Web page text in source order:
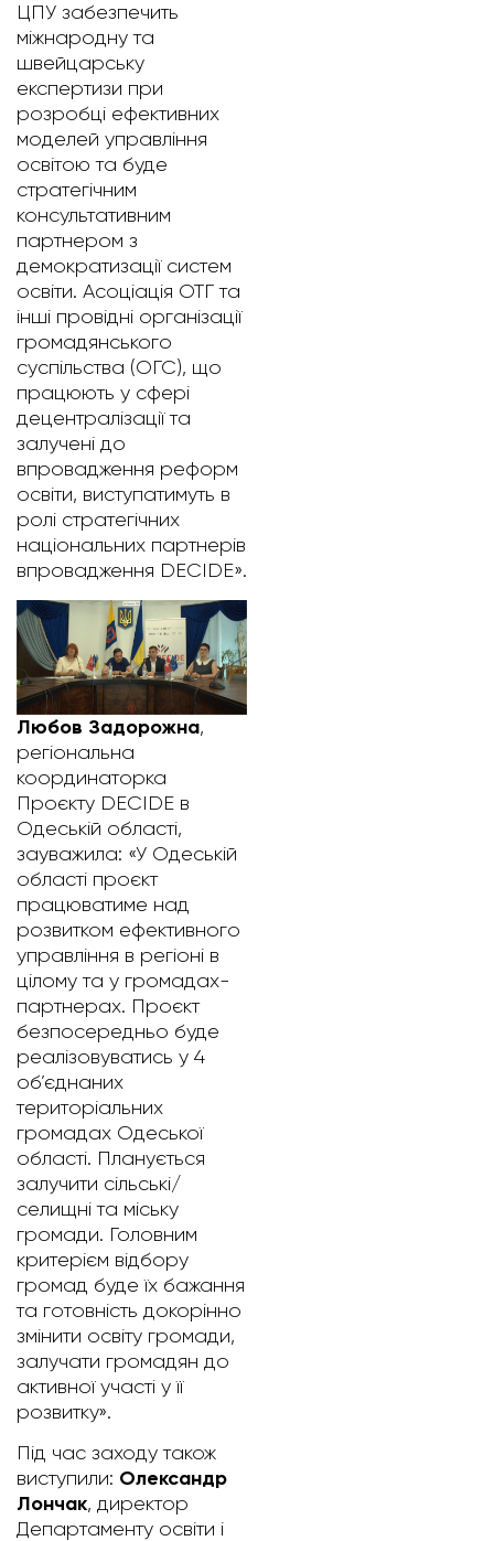
ЦПУ забезпечить
міжнародну та
швейцарську
експертизи при
розробці ефективних
моделей управління
освітою та буде
стратегічним
консультативним
партнером з
демократизації систем
освіти. Асоціація ОТГ та
інші провідні організації
громадянського
суспільства (ОГС), що
працюють у сфері
децентралізації та
залучені до
впровадження реформ
освіти, виступатимуть в
ролі стратегічних
національних партнерів
впровадження DECIDE».
Любов Задорожна,
регіональна
координаторка
Проєкту DECIDE в
Одеській області,
зауважила: «У Одеській
області проєкт
працюватиме над
розвитком ефективного
управління в регіоні в
цілому та у громадах-
партнерах. Проєкт
безпосередньо буде
реалізовуватись у 4
об’єднаних
територіальних
громадах Одеської
області. Планується
залучити сільські/
селищні та міську
громади. Головним
критерієм відбору
громад буде їх бажання
та готовність докорінно
змінити освіту громади,
залучати громадян до
активної участі у її
розвитку».
Під час заходу також
виступили: Олександр
Лончак, директор
Департаменту освіти і